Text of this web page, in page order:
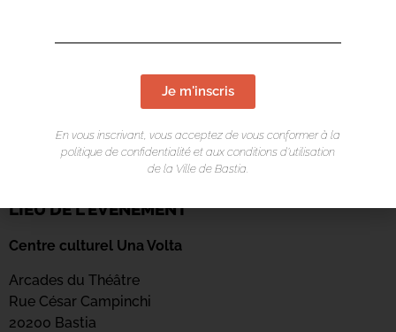
LIEU DE L'ÉVÉNEMENT
Centre culturel Una Volta
Arcades du Théâtre
Rue César Campinchi
20200 Bastia
Je m'inscris
En vous inscrivant, vous acceptez de vous conformer à la
politique de confidentialité et aux conditions d’utilisation
de la Ville de Bastia.